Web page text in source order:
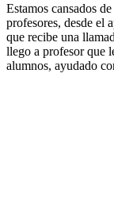
Estamos cansados
profesores, desde el
que recibe una
llego a profesor que
alumnos, ayudado